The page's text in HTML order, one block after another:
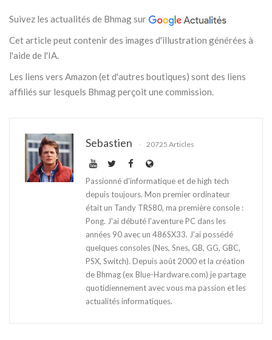
Suivez les actualités de Bhmag sur
Cet article peut contenir des images d'illustration générées à
l'aide de l'IA.
Les liens vers Amazon (et d'autres boutiques) sont des liens
affiliés sur lesquels Bhmag perçoit une commission.
Sebastien 20725 Articles
Passionné d'informatique et de high tech
depuis toujours. Mon premier ordinateur
était un Tandy TRS80, ma première console :
Pong. J'ai débuté l'aventure PC dans les
années 90 avec un 486SX33. J'ai possédé
quelques consoles (Nes, Snes, GB, GG, GBC,
PSX, Switch). Depuis août 2000 et la création
de Bhmag (ex Blue-Hardware.com) je partage
quotidiennement avec vous ma passion et les
actualités informatiques.